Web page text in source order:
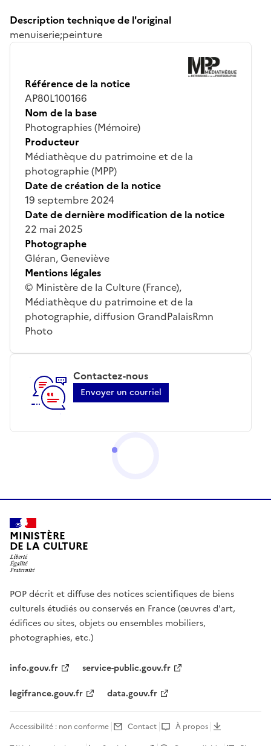
Description technique de l'original
menuiserie;peinture
Référence de la notice
AP80L100166
Nom de la base
Photographies (Mémoire)
Producteur
Médiathèque du patrimoine et de la
photographie (MPP)
Date de création de la notice
19 septembre 2024
Date de dernière modification de la notice
22 mai 2025
Photographe
Gléran, Geneviève
Mentions légales
© Ministère de la Culture (France),
Médiathèque du patrimoine et de la
photographie, diffusion GrandPalaisRmn
Photo
Contactez-nous
Envoyer un courriel
MINISTÈRE
DE LA CULTURE
POP décrit et diffuse des notices scientifiques de biens
culturels étudiés ou conservés en France (œuvres d'art,
édifices ou sites, objets ou ensembles mobiliers,
photographies, etc.)
info.gouv.fr
service-public.gouv.fr
legifrance.gouv.fr
data.gouv.fr
Accessibilité : non conforme Contact
À propos